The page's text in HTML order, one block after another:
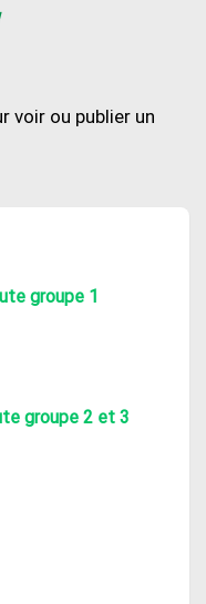
voir ou publier un
groupe 1
groupe 2 et 3